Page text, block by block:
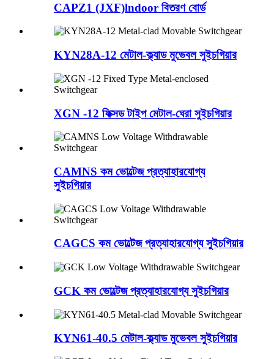
CAPZ1 (JXF)lndoor বিতরণ বোর্ড
KYN28A-12 মেটাল-ক্ল্যাড মুভেবল সুইচগিয়ার
XGN -12 ফিক্সড টাইপ মেটাল-ঘেরা সুইচগিয়ার
CAMNS কম ভোল্টেজ প্রত্যাহারযোগ্য
সুইচগিয়ার
CAGCS কম ভোল্টেজ প্রত্যাহারযোগ্য সুইচগিয়ার
GCK কম ভোল্টেজ প্রত্যাহারযোগ্য সুইচগিয়ার
KYN61-40.5 মেটাল-ক্ল্যাড মুভেবল সুইচগিয়ার